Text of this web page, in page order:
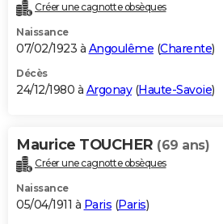
Créer une cagnotte obsèques
Naissance
07/02/1923 à Angoulême (Charente)
Décès
24/12/1980 à Argonay(Haute-Savoie)
Maurice TOUCHER (69 ans)
Créer une cagnotte obsèques
Naissance
05/04/1911 à Paris (Paris)